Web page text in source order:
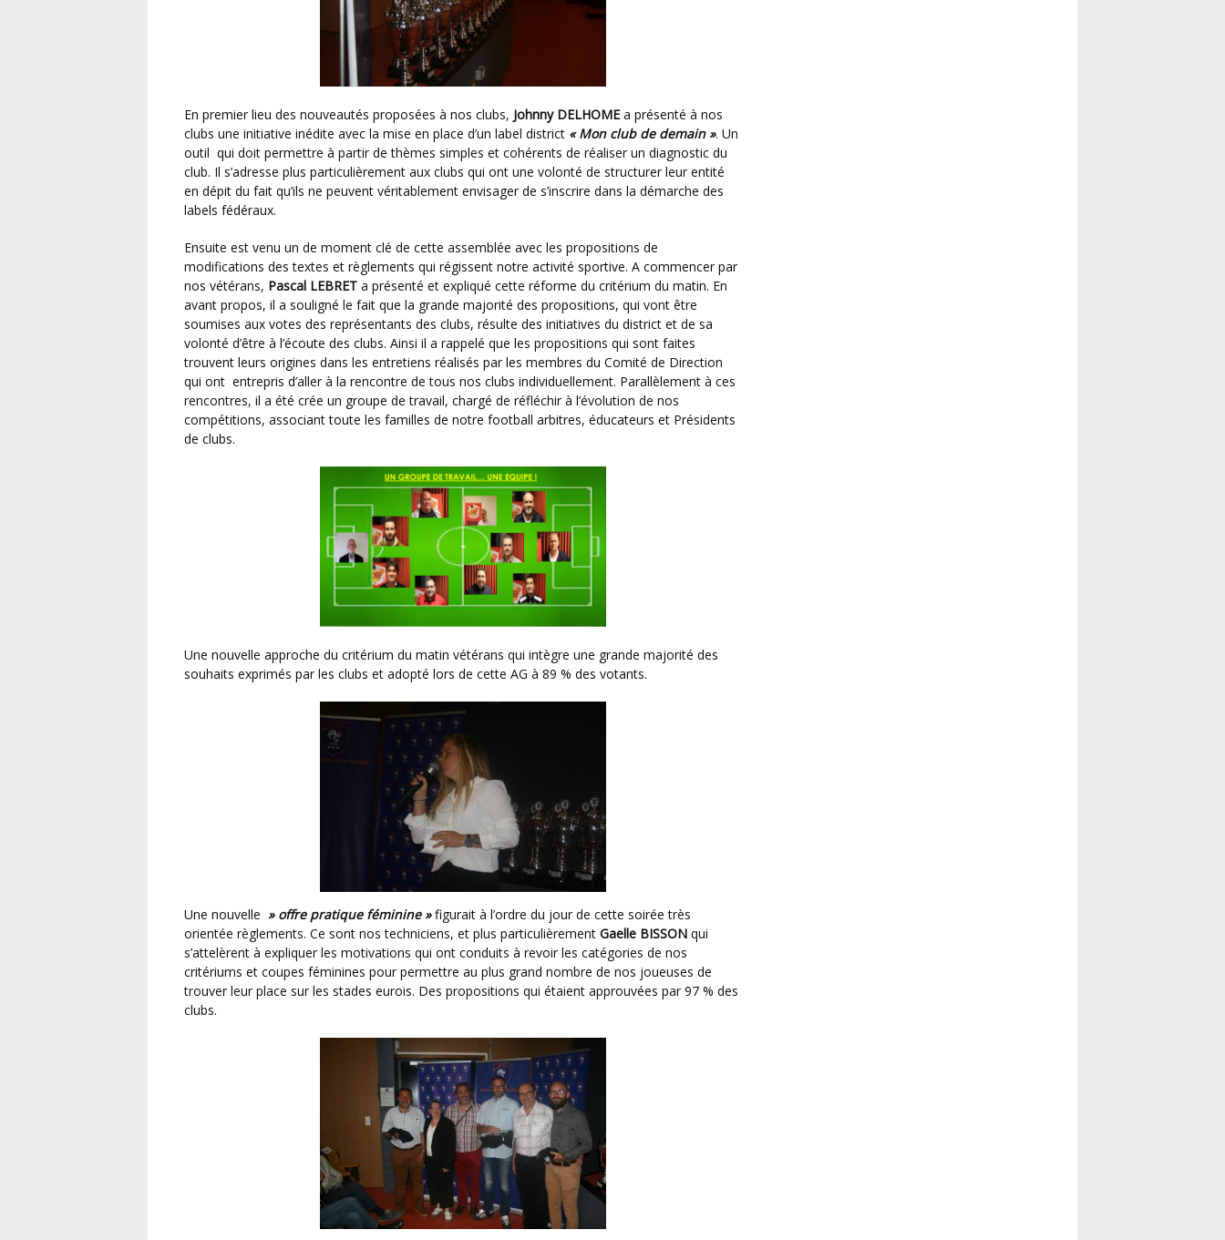
En premier lieu des nouveautés proposées à nos clubs, Johnny DELHOME a présenté à nos
clubs une initiative inédite avec la mise en place d’un label district « Mon club de demain ». Un
outil qui doit permettre à partir de thèmes simples et cohérents de réaliser un diagnostic du
club. Il s’adresse plus particulièrement aux clubs qui ont une volonté de structurer leur entité
en dépit du fait qu’ils ne peuvent véritablement envisager de s’inscrire dans la démarche des
labels fédéraux.
Ensuite est venu un de moment clé de cette assemblée avec les propositions de
modifications des textes et règlements qui régissent notre activité sportive. A commencer par
nos vétérans, Pascal LEBRET a présenté et expliqué cette réforme du critérium du matin. En
avant propos, il a souligné le fait que la grande majorité des propositions, qui vont être
soumises aux votes des représentants des clubs, résulte des initiatives du district et de sa
volonté d’être à l’écoute des clubs. Ainsi il a rappelé que les propositions qui sont faites
trouvent leurs origines dans les entretiens réalisés par les membres du Comité de Direction
qui ont entrepris d’aller à la rencontre de tous nos clubs individuellement. Parallèlement à ces
rencontres, il a été crée un groupe de travail, chargé de réfléchir à l’évolution de nos
compétitions, associant toute les familles de notre football arbitres, éducateurs et Présidents
de clubs.
Une nouvelle approche du critérium du matin vétérans qui intègre une grande majorité des
souhaits exprimés par les clubs et adopté lors de cette AG à 89 % des votants.
Une nouvelle » offre pratique féminine » figurait à l’ordre du jour de cette soirée très
orientée règlements. Ce sont nos techniciens, et plus particulièrement Gaelle BISSON qui
s’attelèrent à expliquer les motivations qui ont conduits à revoir les catégories de nos
critériums et coupes féminines pour permettre au plus grand nombre de nos joueuses de
trouver leur place sur les stades eurois. Des propositions qui étaient approuvées par 97 % des
clubs.